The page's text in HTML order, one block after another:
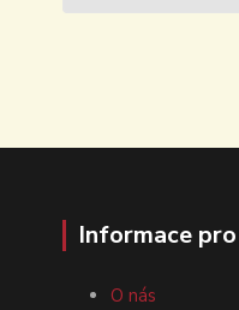
Informace
O nás